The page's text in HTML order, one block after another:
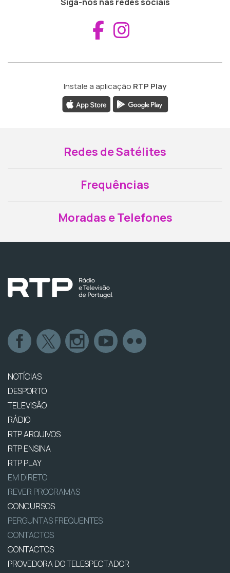
Aceder ao
Instale a aplicação RTP Play
Redes de Satélites
Frequências
Moradas e Telefones
NOTÍCIAS
DESPORTO
TELEVISÃO
RÁDIO
RTP ARQUIVOS
RTP ENSINA
RTP PLAY
EM DIRETO
REVER PROGRAMAS
CONCURSOS
PERGUNTAS FREQUENTES
CONTACTOS
CONTACTOS
PROVEDORA DO TELESPECTADOR